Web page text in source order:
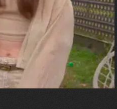
від моря,
Я ледве
племінницю"